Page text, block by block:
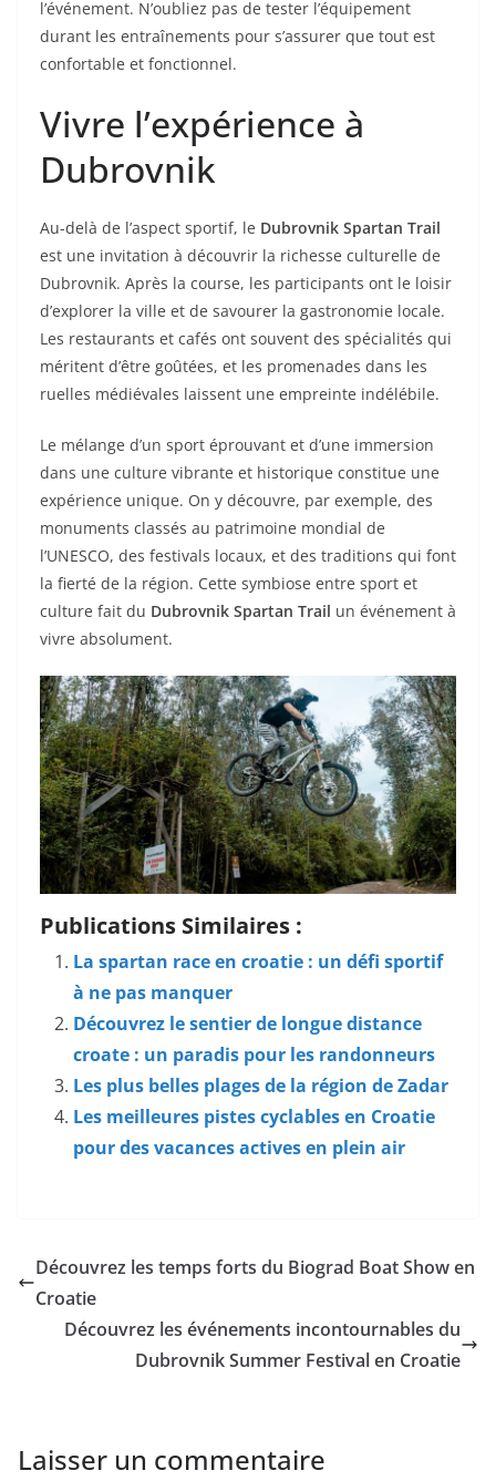
l’événement. N’oubliez pas de tester l’équipement
durant les entraînements pour s’assurer que tout est
confortable et fonctionnel.
Vivre l’expérience à
Dubrovnik
Au-delà de l’aspect sportif, le Dubrovnik Spartan Trail
est une invitation à découvrir la richesse culturelle de
Dubrovnik. Après la course, les participants ont le loisir
d’explorer la ville et de savourer la gastronomie locale.
Les restaurants et cafés ont souvent des spécialités qui
méritent d’être goûtées, et les promenades dans les
ruelles médiévales laissent une empreinte indélébile.
Le mélange d’un sport éprouvant et d’une immersion
dans une culture vibrante et historique constitue une
expérience unique. On y découvre, par exemple, des
monuments classés au patrimoine mondial de
l’UNESCO, des festivals locaux, et des traditions qui font
la fierté de la région. Cette symbiose entre sport et
culture fait du Dubrovnik Spartan Trail un événement à
vivre absolument.
Publications Similaires :
La spartan race en croatie : un défi sportif
à ne pas manquer
Découvrez le sentier de longue distance
croate : un paradis pour les randonneurs
Les plus belles plages de la région de Zadar
Les meilleures pistes cyclables en Croatie
pour des vacances actives en plein air
Découvrez les temps forts du Biograd Boat Show en
Croatie
Découvrez les événements incontournables du
Dubrovnik Summer Festival en Croatie
Laisser un commentaire